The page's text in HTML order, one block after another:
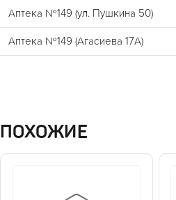
Аптека №149 (ул. Пушкина 50)
Аптека №149 (Агасиева 17А)
ПОХОЖИЕ